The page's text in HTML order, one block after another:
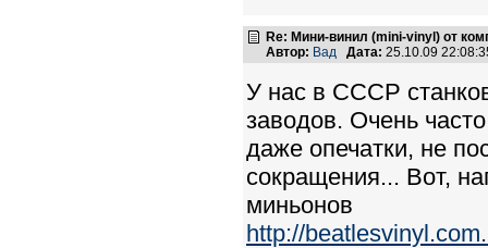
Re: Мини-винил (mini-vinyl) от
Автор: Вад Дата: 25.10.09
У нас в СССР
заводов. Очень
даже опечатки, не
сокращения... Вот,
миньонов
http://